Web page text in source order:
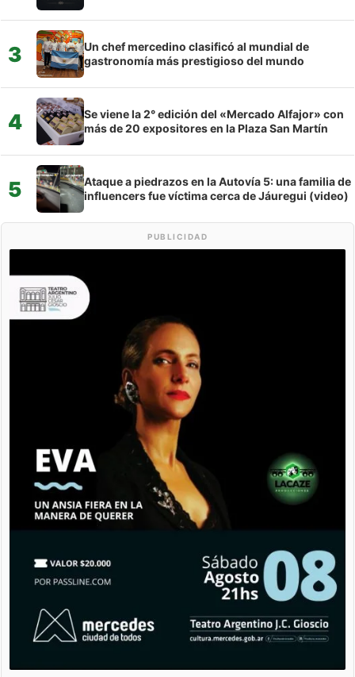
3
Un chef mercedino clasificó al mundial de
gastronomía más prestigioso del mundo
4
Se viene la 2° edición del «Mercado Alfajor» con
más de 20 expositores en la Plaza San Martín
5
Ataque a piedrazos en la Autovía 5: una familia de
influencers fue víctima cerca de Jáuregui (video)
PUBLICIDAD